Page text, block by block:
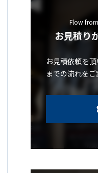
Flow
お見積り
お見積依頼を
までの流れをご